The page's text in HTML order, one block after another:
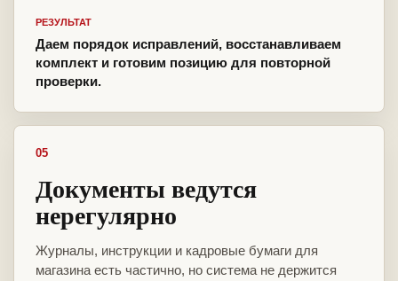
РЕЗУЛЬТАТ
Даем порядок исправлений, восстанавливаем
комплект и готовим позицию для повторной
проверки.
05
Документы ведутся
нерегулярно
Журналы, инструкции и кадровые бумаги для
магазина есть частично, но система не держится